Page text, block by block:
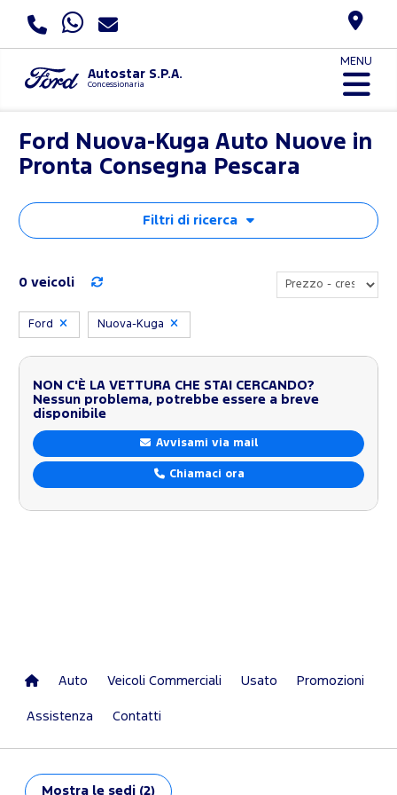
Autostar S.P.A.
Concessionaria
MENU
Ford Nuova-Kuga Auto Nuove in
Pronta Consegna Pescara
Filtri di ricerca
0 veicoli
Ford Nuova-Kuga
NON C'È LA VETTURA CHE STAI CERCANDO?
Nessun problema, potrebbe essere a breve
disponibile
Avvisami via mail
Chiamaci ora
Auto Veicoli Commerciali Usato Promozioni
Assistenza Contatti
Mostra le sedi (2)